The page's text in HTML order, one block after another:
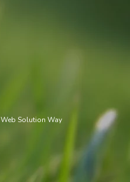
Web Solution Way